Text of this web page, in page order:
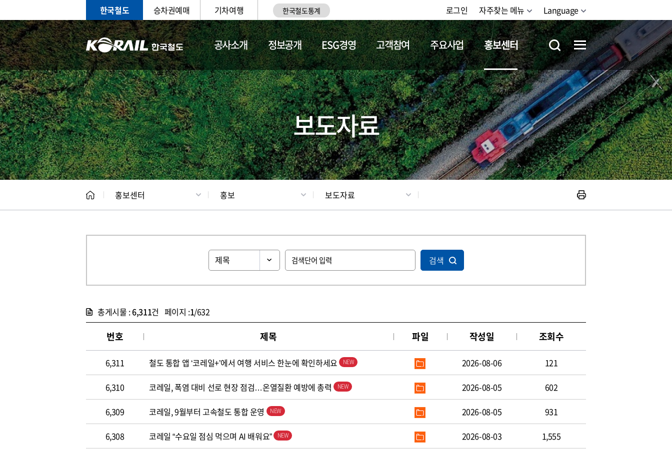
한국철도 승차권예매 기차여행 한국철도통계 로그인 자주찾는 메뉴 Language
공사소개 정보공개 ESG경영 고객참여 주요사업 홍보센터
홍보 문화사업 갤러리 기차소개 철도체험
보도자료
홍보센터 홍보 보도자료
검색
총게시물 :6,311건 페이지 :1/632
번호 제목 파일 작성일 조회수
6,311 철도 통합 앱 ‘코레일+’에서 여행 서비스 한눈에 확인하세요 2026-08-06 121
6,310 코레일, 폭염 대비 선로 현장 점검…온열질환 예방에 총력 2026-08-05 602
6,309 코레일, 9월부터 고속철도 통합 운영 2026-08-05 931
6,308 코레일 “수요일 점심 먹으며 AI 배워요” 2026-08-03 1,555